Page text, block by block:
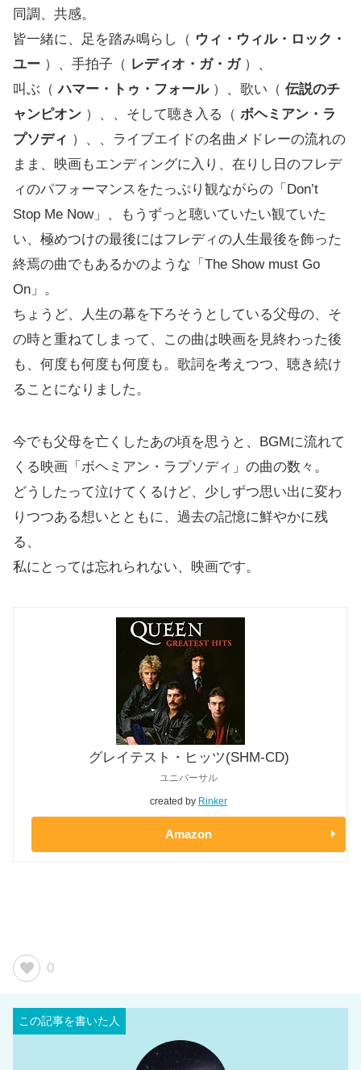
同調、共感。
皆一緒に、足を踏み鳴らし（ ウィ・ウィル・ロック・
ユー ）、手拍子（ レディオ・ガ・ガ）、
叫ぶ（ハマー・トゥ・フォール）、歌い（ 伝説のチ
ャンピオン ）、、そして聴き入る（ ボヘミアン・ラ
プソディ ）、、ライブエイドの名曲メドレーの流れの
まま、映画もエンディングに入り、在りし日のフレデ
ィのパフォーマンスをたっぷり観ながらの「Don’t
Stop Me Now」、もうずっと聴いていたい観ていた
い、極めつけの最後にはフレディの人生最後を飾った
終焉の曲でもあるかのような「The Show must Go
On」。
ちょうど、人生の幕を下ろそうとしている父母の、そ
の時と重ねてしまって、この曲は映画を見終わった後
も、何度も何度も何度も。歌詞を考えつつ、聴き続け
ることになりました。
今でも父母を亡くしたあの頃を思うと、BGMに流れて
くる映画「ボヘミアン・ラプソディ」の曲の数々。
どうしたって泣けてくるけど、少しずつ思い出に変わ
りつつある想いとともに、過去の記憶に鮮やかに残
る、
私にとっては忘れられない、映画です。
グレイテスト・ヒッツ(SHM-CD)
created by Rinker
ユニバーサル
Amazon
0